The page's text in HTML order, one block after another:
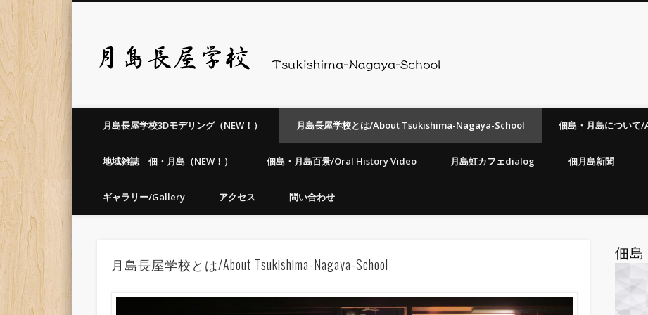
月島長屋学校
月島長屋学校は芝浦工業大学の地域連携施設の一つで、2013年10月に開設。文部科学省の「地（知）の拠点整備事業」のプロジェクトに位置づけら
FacebookVimeo
月島長屋学校3Dモデリング（NEW！） 月島長屋学校とは/About Tsukishima-Nagaya-School 佃島・月島につい
地域雑誌 佃・月島（NEW！） 佃島・月島百景/Oral History Video 月島虹カフェdialog 佃月島新聞
ギャラリー/Gallery アクセス 問い合わせ
月島長屋学校とは/About Tsukishima-Nagaya-School
佃